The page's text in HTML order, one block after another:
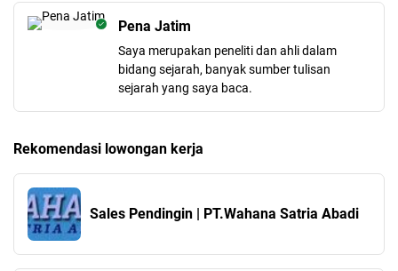
Pena Jatim
Saya merupakan peneliti dan ahli dalam
bidang sejarah, banyak sumber tulisan
sejarah yang saya baca.
Rekomendasi lowongan kerja
Sales Pendingin | PT.Wahana Satria Abadi